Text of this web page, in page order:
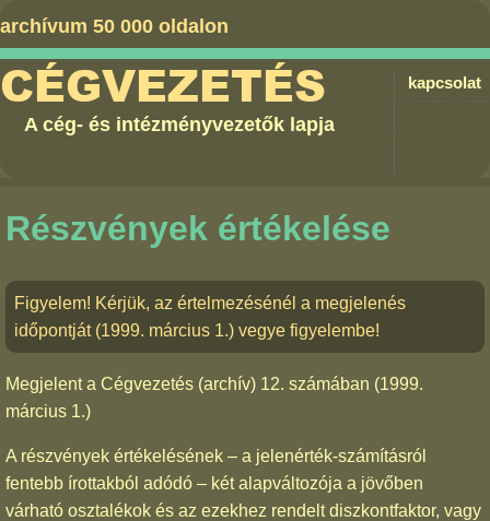
archívum 50 000 oldalon
kapcsolat
CÉGVEZETÉS
A cég- és intézményvezetők lapja
Részvények értékelése
Figyelem! Kérjük, az értelmezésénél a megjelenés
időpontját (1999. március 1.) vegye figyelembe!
Megjelent a Cégvezetés (archív) 12. számában (1999.
március 1.)
A részvények értékelésének – a jelenérték-számításról
fentebb írottakból adódó – két alapváltozója a jövőben
várható osztalékok és az ezekhez rendelt diszkontfaktor, vagy